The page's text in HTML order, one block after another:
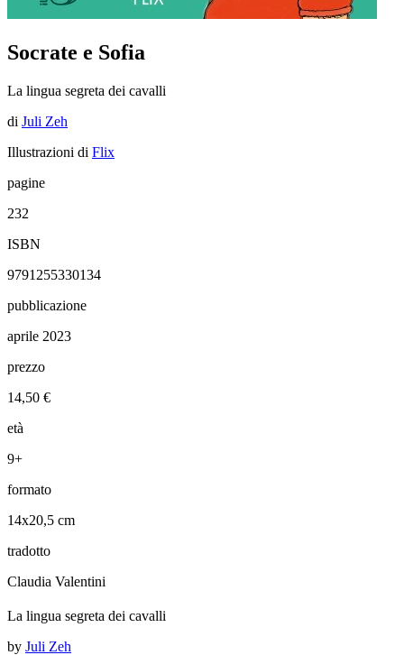
Socrate e Sofia
La lingua segreta dei cavalli
di Juli Zeh
Illustrazioni di Flix
pagine
232
ISBN
9791255330134
pubblicazione
aprile 2023
prezzo
14,50 €
età
9+
formato
14x20,5 cm
tradotto
Claudia Valentini
La lingua segreta dei cavalli
by Juli Zeh